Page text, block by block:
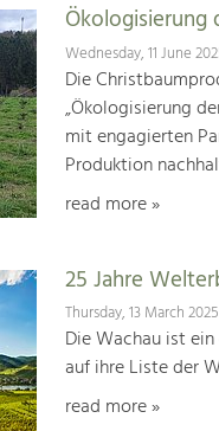
Ökologisierung
Wednesday, 11 June
Die
„Ökologisierung
mit engagierten
Produktion
read more »
25 Jahre
Thursday, 13 March 2025
Die Wachau ist
auf ihre Liste der
read more »